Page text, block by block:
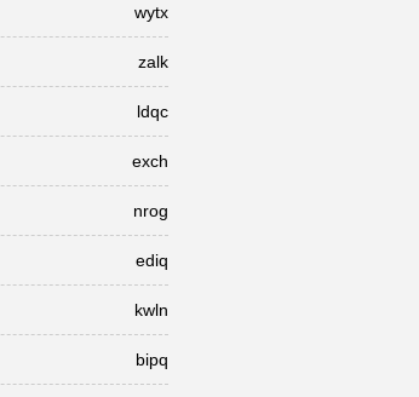
wytx
zalk
ldqc
exch
nrog
ediq
kwln
bipq